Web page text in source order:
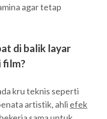
agar tetap
di balik layar
film?
kru teknis seperti
artistik, ahli efek